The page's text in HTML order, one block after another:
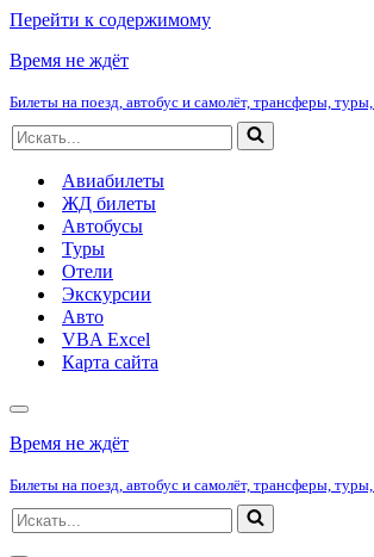
Перейти к содержимому
Время не ждёт
Билеты на поезд, автобус и самолёт, трансферы,
Искать...
Авиабилеты
ЖД билеты
Автобусы
Туры
Отели
Экскурсии
Авто
VBA Excel
Карта сайта
Меню
навигации
Время не ждёт
Билеты на поезд, автобус и самолёт, трансферы,
Искать...